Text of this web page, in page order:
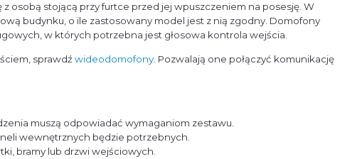
stojącą przy furtce przed jej wpuszczeniem na posesję. W
budynku, o ile zastosowany model jest z nią zgodny. Domofony
w których potrzebna jest głosowa kontrola wejścia.
sprawdźwideodomofony . Pozwalają one połączyć komunikację
muszą odpowiadać wymaganiom zestawu.
wewnętrznych będzie potrzebnych.
bramy lub drzwi wejściowych.